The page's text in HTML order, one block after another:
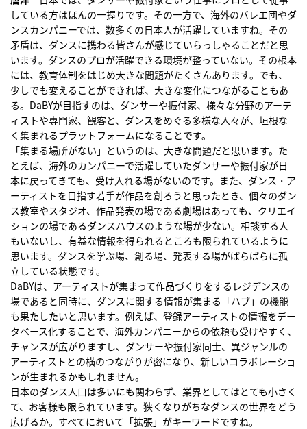
している方はほんの一握りです。その一方で、海外のバレエ団やダ
ンスカンパニーでは、数多くの日本人が活躍していますね。その
矛盾は、ダンスに携わる皆さんが感じていらっしゃることだと思
います。ダンスのプロが活躍できる環境が整っていない。その根本
には、教育体制をはじめ大きな問題がたくさんあります。でも、
少しでも変えることができれば、大きな変化につながることもあ
る。DaBYが目指すのは、ダンサーや振付家、様々な分野のアーテ
ィストや専門家、観客と、ダンスをめぐる多様な人々が、垣根な
く集まれるプラットフォームになることです。
「集まる場所がない」というのは、大きな問題だと思います。た
とえば、海外のカンパニーで活躍していたダンサーや振付家が日
本に戻ってきても、受け入れる場がないのです。また、ダンス・ア
ーティストを目指す若手が作品を創ろうと思ったとき、個々のダン
ス教室やスタジオ、作品発表の場である劇場はあっても、クリエイ
ションの場であるダンスハウスのような場が少ない。相談する人
もいないし、有益な情報を得られるところも限られているように
思います。ダンスを学ぶ場、創る場、発表する場がばらばらに孤
立している状態です。
DaBYは、アーティストが集まって作品づくりをするレジデンスの
場であると同時に、ダンスに関する情報が集まる「ハブ」の機能
も果たしたいと思います。例えば、登録アーティストの情報をデー
タベース化することで、海外カンパニーからの依頼も受けやすく、
チャンスが広がりますし、ダンサーや振付家同士、異ジャンルの
アーティストとの横のつながりが密になり、新しいコラボレーショ
ンが生まれるかもしれません。
日本のダンス人口は多いにも関わらず、業界としてはとても小さく
て、お客様も限られています。狭くなりがちなダンスの世界をどう
広げるか。すべてにおいて「拡張」がキーワードですね。